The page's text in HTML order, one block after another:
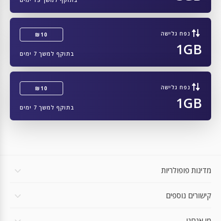
ZTE A202ZT
ZONKO K105_EEA
Zebra TC77
Zebra TC58
Zebra Zebra Technologies TC57x
Zebra Zebra Technologies L10
נפח גלישה ₪10
1GB בתוקף למשך 7 ימים
נפח גלישה ₪10
1GB בתוקף למשך 7 ימים
מדינות פופולריות
קישורים נוספים